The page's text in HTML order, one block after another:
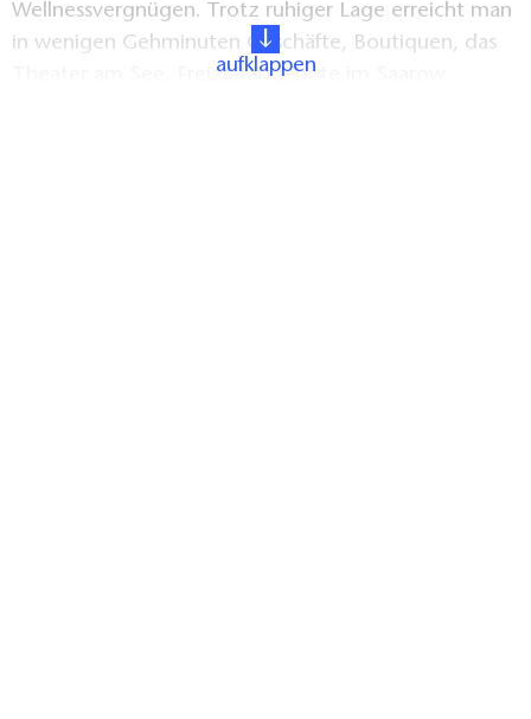
Wellnessvergnügen. Trotz ruhiger Lage erreicht man
in wenigen Gehminuten Geschäfte, Boutiquen, das
Theater am See, Freizeitangebote im Saarow
aufklappen